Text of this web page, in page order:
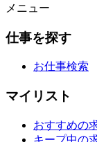
メニュー
仕事を探す
お仕事検索
マイリスト
おすすめの
キープ中の